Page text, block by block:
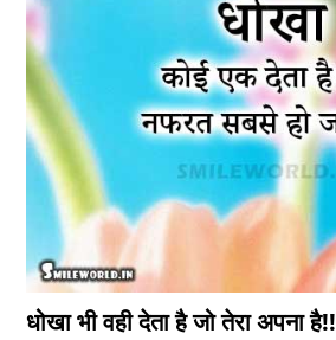
धोखा भी वही देता है जो तेरा अपना है!!